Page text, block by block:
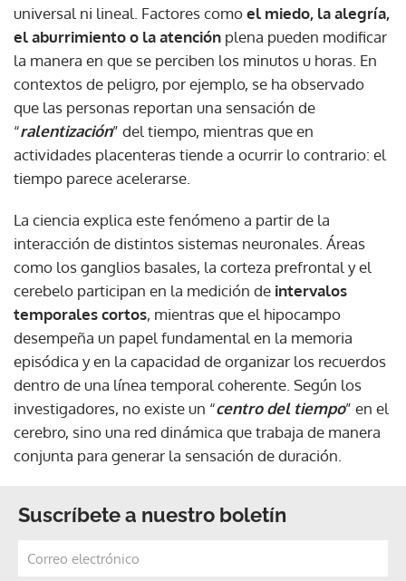
universal ni lineal. Factores comoel miedo, la alegría,
el aburrimiento o la atención plena pueden modificar
la manera en que se perciben los minutos u horas. En
contextos de peligro, por ejemplo, se ha observado
que las personas reportan una sensación de
“ralentización” del tiempo, mientras que en
actividades placenteras tiende a ocurrir lo contrario: el
tiempo parece acelerarse.
La ciencia explica este fenómeno a partir de la
interacción de distintos sistemas neuronales. Áreas
como los ganglios basales, la corteza prefrontal y el
cerebelo participan en la medición de intervalos
temporales cortos, mientras que el hipocampo
desempeña un papel fundamental en la memoria
episódica y en la capacidad de organizar los recuerdos
dentro de una línea temporal coherente. Según los
investigadores, no existe un “centro del tiempo” en el
cerebro, sino una red dinámica que trabaja de manera
conjunta para generar la sensación de duración.
Suscríbete a nuestro boletín